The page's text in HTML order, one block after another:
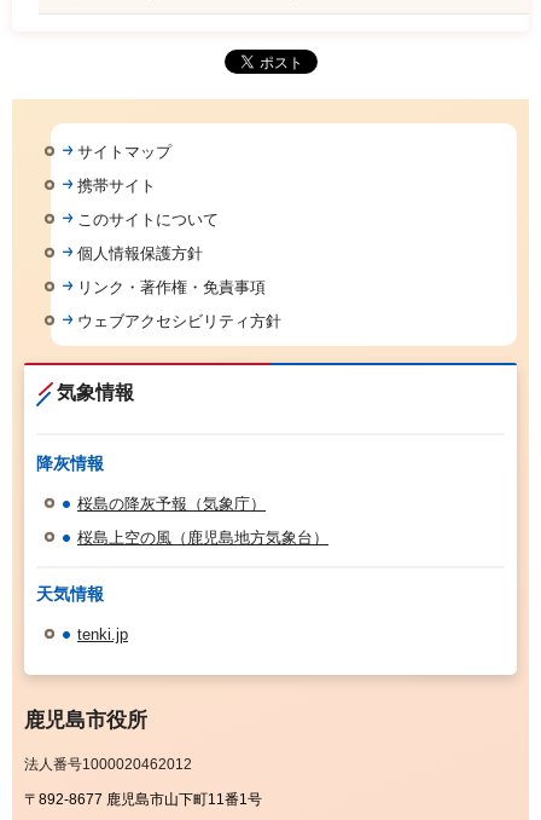
サイトマップ
携帯サイト
このサイトについて
個人情報保護方針
リンク・著作権・免責事項
ウェブアクセシビリティ方針
気象情報
降灰情報
桜島の降灰予報（気象庁）
桜島上空の風（鹿児島地方気象台）
天気情報
tenki.jp
鹿児島市役所
法人番号1000020462012
〒892-8677 鹿児島市山下町11番1号